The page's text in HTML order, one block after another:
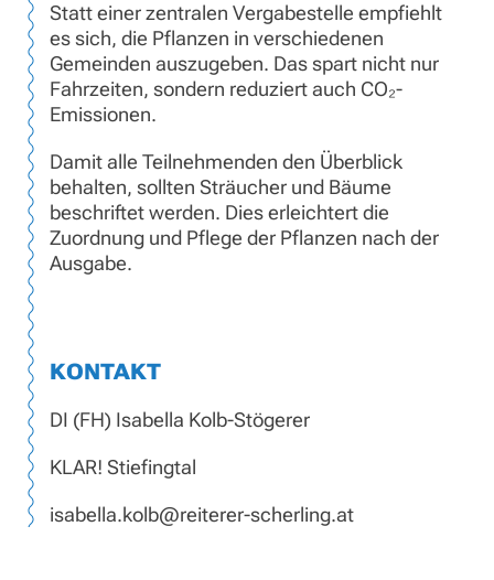
Statt einer zentralen Vergabestelle empfiehlt
es sich, die Pflanzen in verschiedenen
Gemeinden auszugeben. Das spart nicht nur
Fahrzeiten, sondern reduziert auch CO₂-
Emissionen.
Damit alle Teilnehmenden den Überblick
behalten, sollten Sträucher und Bäume
beschriftet werden. Dies erleichtert die
Zuordnung und Pflege der Pflanzen nach der
Ausgabe.
KONTAKT
DI (FH) Isabella Kolb-Stögerer
KLAR! Stiefingtal
isabella.kolb@reiterer-scherling.at